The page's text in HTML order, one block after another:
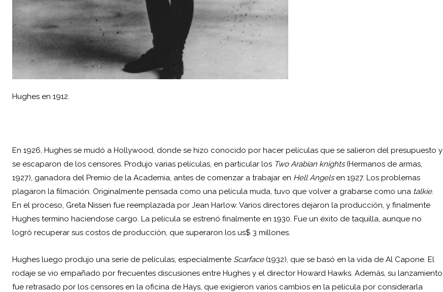
Hughes en 1912.
En 1926, Hughes se mudó a Hollywood, donde se hizo conocido por hacer películas que se salieron del presupuesto y
se escaparon de los censores. Produjo varias películas, en particular los Two Arabian knights(Hermanos de armas,
1927), ganadora del Premio de la Academia, antes de comenzar a trabajar en Hell Angelsen 1927. Los problemas
plagaron la filmación. Originalmente pensada como una película muda, tuvo que volver a grabarse como una talkie.
En el proceso, Greta Nissen fue reemplazada por Jean Harlow. Varios directores dejaron la producción, y finalmente
Hughes termino haciendose cargo. La película se estrenó finalmente en 1930. Fue un éxito de taquilla, aunque no
logró recuperar sus costos de producción, que superaron los us$ 3 millones.
Hughes luego produjo una serie de películas, especialmente Scarface (1932), que se basó en la vida de Al Capone. El
rodaje se vio empañado por frecuentes discusiones entre Hughes y el director Howard Hawks. Además, su lanzamiento
fue retrasado por los censores en la oficina de Hays, que exigieron varios cambios en la película por considerarla